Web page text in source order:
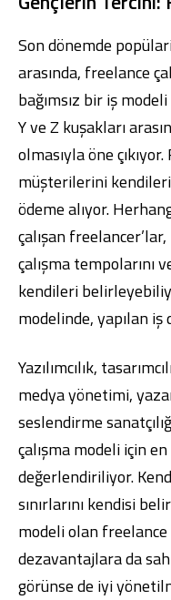
Son dönemde
arasında, freelance
bağımsız bir iş
Y ve Z kuşakları
olmasıyla öne
müşterilerini
ödeme alıyor.
çalışan
çalışma tempolarını
kendileri
modelinde, yapılan iş
Yazılımcılık,
medya yönetimi,
seslendirme
çalışma modeli için
değerlendiriliyor.
sınırlarını kendisi
modeli olan
dezavantajlara da
görünse de iyi